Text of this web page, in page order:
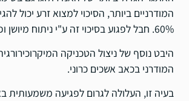
המודרניים ביותר, הסיכוי למצוא זרע יכול
60%. חבל לפגוע בסיכוי זה ע"י ניתוח מיושן ופחות מוצלח.
היבט נוסף של ניצול הטכניקה
המודרני בכאב אשכים כרוני.
בעיה זו, העלולה לגרום לפגיעה משמעותית